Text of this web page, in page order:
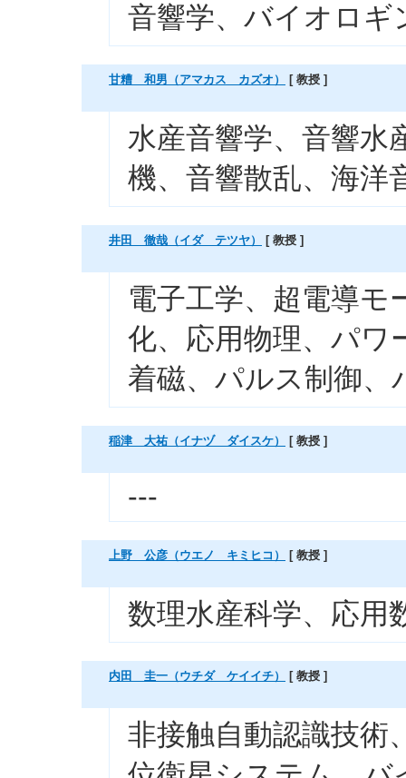
音響学、バイオロ
甘糟 和男（アマカス カズオ） [ 教授 ]
水産音響学、音響水
機、音響散乱、海洋
井田 徹哉（イダ テツヤ） [ 教授 ]
電子工学、超電導モ
化、応用物理、パワ
着磁、パルス制御、
稲津 大祐（イナヅ ダイスケ） [ 教授 ]
---
上野 公彦（ウエノ キミヒコ） [ 教授 ]
数理水産科学、応用
内田 圭一（ウチダ ケイイチ） [ 教授 ]
非接触自動認識技術